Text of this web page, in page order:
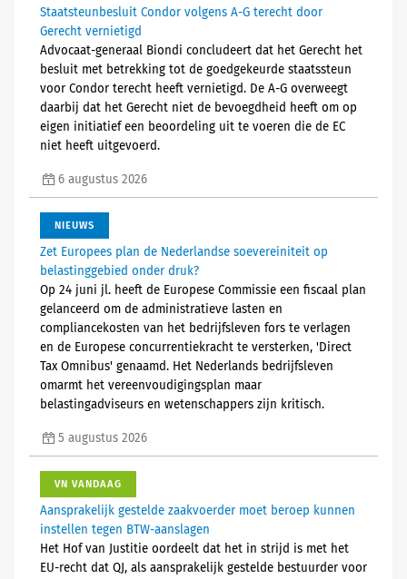
Staatsteunbesluit Condor volgens A-G terecht door
Gerecht vernietigd
Advocaat-generaal Biondi concludeert dat het Gerecht het
besluit met betrekking tot de goedgekeurde staatssteun
voor Condor terecht heeft vernietigd. De A-G overweegt
daarbij dat het Gerecht niet de bevoegdheid heeft om op
eigen initiatief een beoordeling uit te voeren die de EC
niet heeft uitgevoerd.
6 augustus 2026
NIEUWS
Zet Europees plan de Nederlandse soevereiniteit op
belastinggebied onder druk?
Op 24 juni jl. heeft de Europese Commissie een fiscaal plan
gelanceerd om de administratieve lasten en
compliancekosten van het bedrijfsleven fors te verlagen
en de Europese concurrentiekracht te versterken, 'Direct
Tax Omnibus' genaamd. Het Nederlands bedrijfsleven
omarmt het vereenvoudigingsplan maar
belastingadviseurs en wetenschappers zijn kritisch.
5 augustus 2026
VN VANDAAG
Aansprakelijk gestelde zaakvoerder moet beroep kunnen
instellen tegen BTW-aanslagen
Het Hof van Justitie oordeelt dat het in strijd is met het
EU-recht dat QJ, als aansprakelijk gestelde bestuurder voor